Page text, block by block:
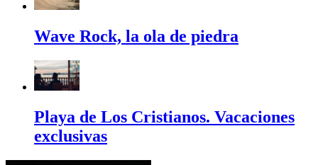
Wave Rock, la ola de piedra
Playa de Los Cristianos. Vacaciones
exclusivas